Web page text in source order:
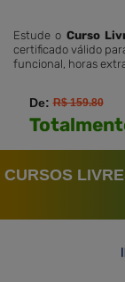
Estude o Curso
certificado válido
funcional, horas
De:R$ 159.80
CURSOS